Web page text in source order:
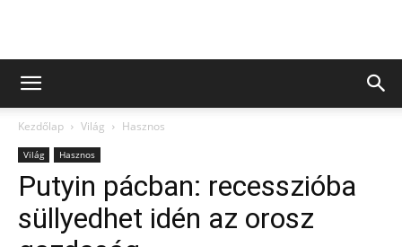
Kezdőlap Világ Hasznos
Világ Hasznos
Putyin pácban: recesszióba
süllyedhet idén az orosz